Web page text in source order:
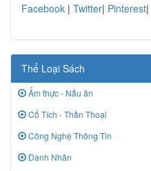
Facebook | Twitter| Pinterest|
Thể Loại Sách
Ẩm thực - Nấu ăn
Cổ Tích - Thần Thoại
Công Nghệ Thông Tin
Danh Nhân